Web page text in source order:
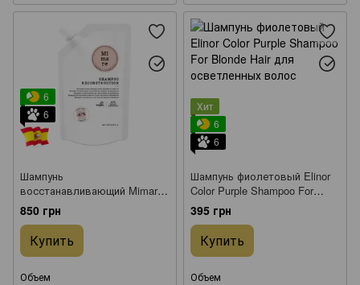
6
6
Шампунь
восстанавливающий Mimare
Reconstruction Shampoo 480
мл
850 грн
Купить
Объем
Хит
6
6
Шампунь фиолетовый Elinor
Color Purple Shampoo For
Blonde Hair для осветленных
волос 1 л
395 грн
Купить
Объем